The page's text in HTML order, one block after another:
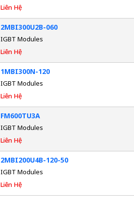
Liên Hệ
2MBI300U2B-060
IGBT Modules
Liên Hệ
1MBI300N-120
IGBT Modules
Liên Hệ
FM600TU3A
IGBT Modules
Liên Hệ
2MBI200U4B-120-50
IGBT Modules
Liên Hệ